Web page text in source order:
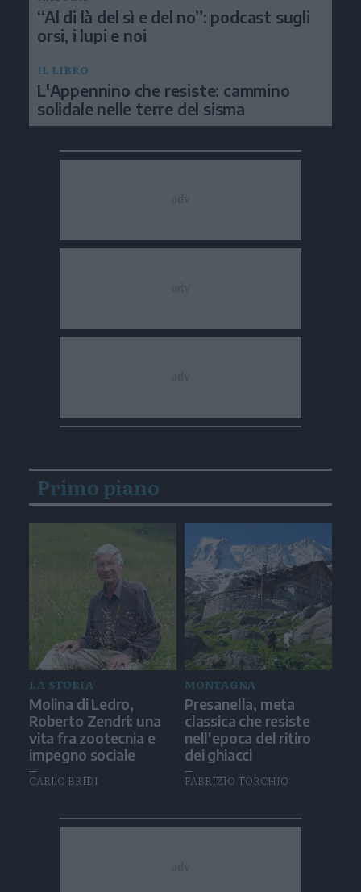
“Al di là del sì e del no”: podcast sugli
orsi, i lupi e noi
IL LIBRO
L'Appennino che resiste: cammino
solidale nelle terre del sisma
Primo piano
LA STORIA
Molina di Ledro,
Roberto Zendri: una
vita fra zootecnia e
impegno sociale
CARLO BRIDI
MONTAGNA
Presanella, meta
classica che resiste
nell'epoca del ritiro
dei ghiacci
FABRIZIO TORCHIO